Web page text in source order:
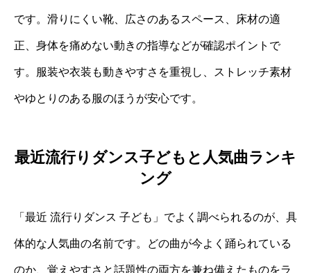
です。滑りにくい靴、広さのあるスペース、床材の適
正、身体を痛めない動きの指導などが確認ポイントで
す。服装や衣装も動きやすさを重視し、ストレッチ素材
やゆとりのある服のほうが安心です。
最近流行りダンス子どもと人気曲ランキ
ング
「最近 流行りダンス 子ども」でよく調べられるのが、具
体的な人気曲の名前です。どの曲が今よく踊られている
のか、覚えやすさと話題性の両方を兼ね備えたものをラ